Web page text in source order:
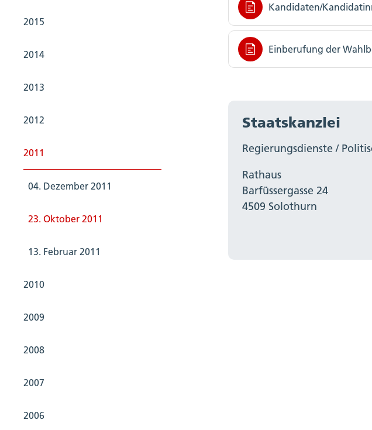
2015
2014
2013
2012
2011
04. Dezember 2011
23. Oktober 2011
13. Februar 2011
2010
2009
2008
2007
2006
Kandidaten/
Einberufung der
Staatskanzlei
Regierungsdienste /
Rathaus
Barfüssergasse 24
4509 Solothurn